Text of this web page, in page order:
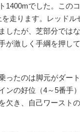
1400mでした。この
走ります。レッドル
したが、芝部分では
が激しく手綱を押し
ったのは脚元がダー
ンの好位（4～5番手
欠き、自己ワースト